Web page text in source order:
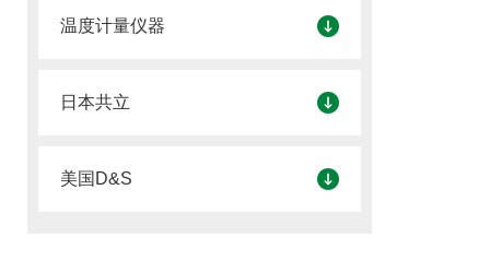
温度计量仪器
日本共立
美国D&S